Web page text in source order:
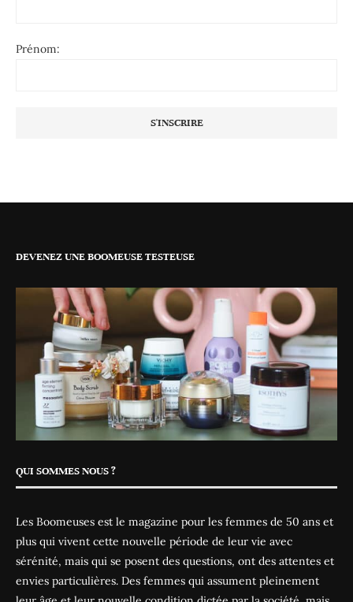
Prénom:
DEVENEZ UNE BOOMEUSE TESTEUSE
QUI SOMMES NOUS ?
Les Boomeuses est le magazine pour les femmes de 50 ans et
plus qui vivent cette nouvelle période de leur vie avec
sérénité, mais qui se posent des questions, ont des attentes et
envies particulières. Des femmes qui assument pleinement